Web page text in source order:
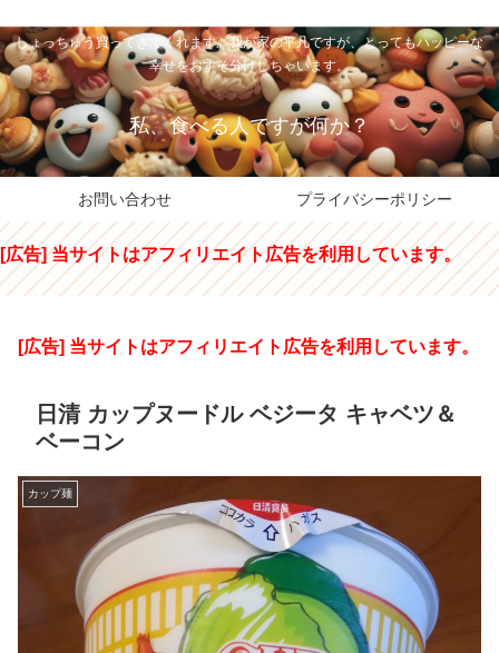
しょっちゅう買ってきてくれます。我が家の平凡ですが、とってもハッピーな
幸せをおすそ分けしちゃいます。
私、食べる人ですが何か？
お問い合わせ プライバシーポリシー
[広告] 当サイトはアフィリエイト広告を利用しています。
[広告] 当サイトはアフィリエイト広告を利用しています。
日清 カップヌードル ベジータ キャベツ＆
ベーコン
カップ麺